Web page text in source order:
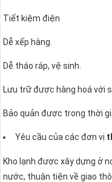
Tiết kiệm điện
Dễ xếp hàng.
Dễ tháo ráp, vệ sinh.
Lưu trữ được hàng hoá với
Bảo quản được trong thời
Yêu cầu của các đơn vị
Kho lạnh được xây dựng ở
nước, thuận tiện về giao